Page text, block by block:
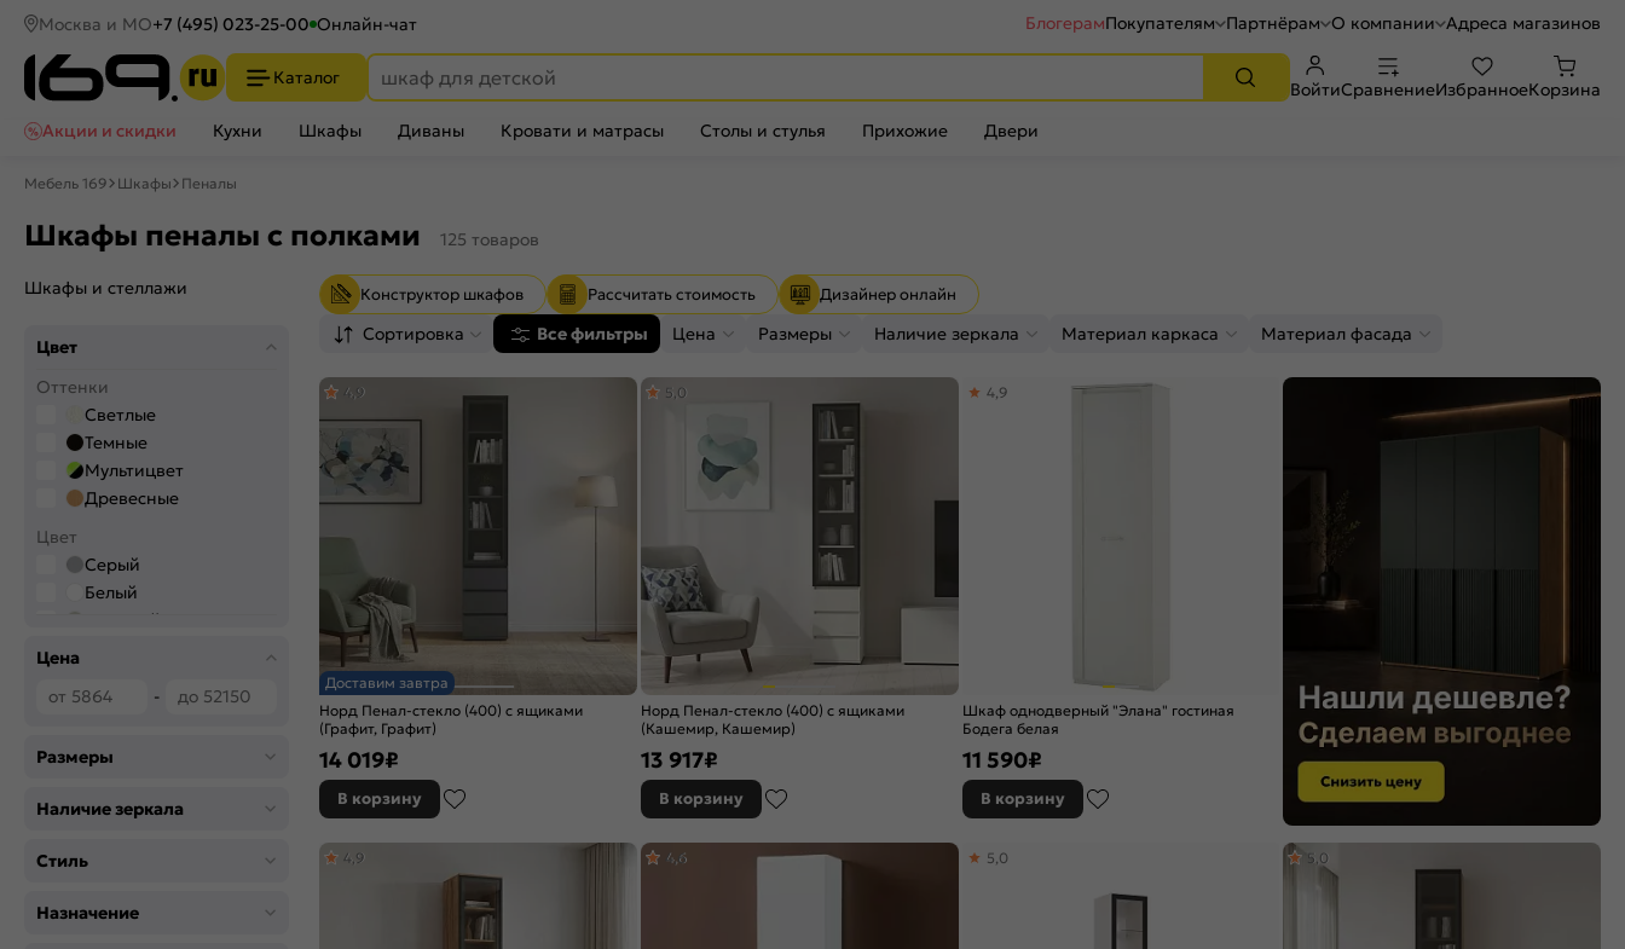
Москва и МО+7 (495) 023-25-00 Онлайн-чат БлогерамПокупателям Партнёрам О компании Адреса магазинов
Каталог
ВойтиСравнениеИзбранноеКорзина
Акции и скидки
Кухни Шкафы Диваны Кровати и матрасы Столы и стулья Прихожие Двери
Мебель 169 Шкафы Пеналы
Шкафы пеналы с полками 125 товаров
Шкафы и стеллажи
Цвет
Оттенки
Светлые
Темные
Мультицвет
Древесные
Цвет
Серый
Белый
Бежевый
Графитовый
Голубой
Цена
-
Размеры
Наличие зеркала
Стиль
Назначение
Конструктор шкафов Рассчитать стоимость Дизайнер онлайн
Сортировка Все фильтры Цена Размеры Наличие зеркала Материал каркаса Материал фасада
Доставим завтра
Норд Пенал-стекло (400) с ящиками
(Графит, Графит)
4,9
14 019₽
В корзину
Норд Пенал-стекло (400) с ящиками
(Кашемир, Кашемир)
5,0
13 917₽
В корзину
Шкаф однодверный "Элана" гостиная
Бодега белая
4,9
11 590₽
В корзину
4,9 4,6 5,0 5,0